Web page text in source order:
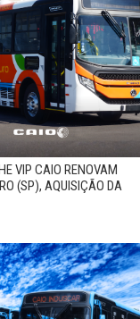
VIP CAIO RENOVAM
(SP), AQUISIÇÃO DA